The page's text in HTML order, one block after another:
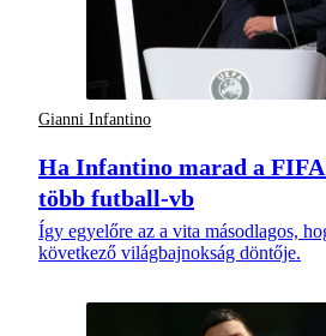
Gianni Infantino
Ha Infantino marad a FIFA
több futball-vb
Így egyelőre az a vita másodlagos,
következő világbajnokság döntője.